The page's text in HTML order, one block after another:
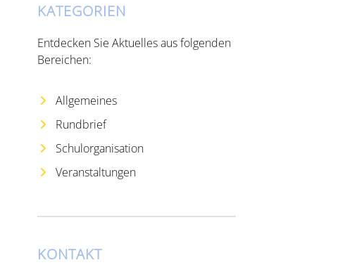
KATEGORIEN
Entdecken Sie Aktuelles aus folgenden
Bereichen:
Allgemeines
Rundbrief
Schulorganisation
Veranstaltungen
KONTAKT